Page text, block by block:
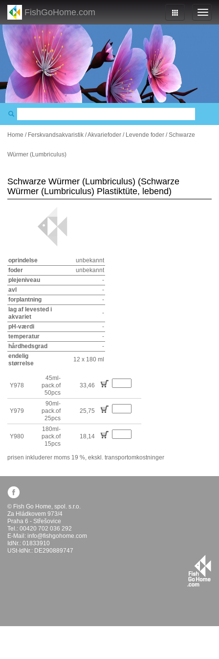
FishGoHome.com
Home / Ferskvandsakvaristik /Akvariefoder / Levende foder /Schwarze
Würmer (Lumbriculus)
Schwarze Würmer (Lumbriculus) (Schwarze
Würmer (Lumbriculus) Plastiktüte, lebend)
oprindelse
unbekannt
foder
unbekannt
plejeniveau
-
avl
-
forplantning
-
lag af levested i
akvariet
-
pH-værdi
-
temperatur
-
hårdhedsgrad
-
endelig
størrelse
12 x 180 ml
Y978
45ml-
pack.of
50pcs
33,46
Y979
90ml-
pack.of
25pcs
25,75
Y980
180ml-
pack.of
15pcs
18,14
prisen inkluderer moms 19 %, ekskl. transportomkostninger
© Fish Go Home, spol. s.r.o.
Za Hládkovem 973/4
Praha 6 - Střešovice
Tel.: 00420 702 036 292
E-Mail: info@fishgohome.com
IdNr.: 01833910
USt-IdNr.: DE290889747